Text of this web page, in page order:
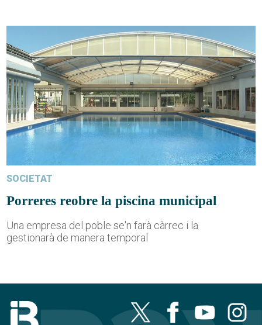
SOCIETAT
Porreres reobre la piscina municipal
Una empresa del poble se'n farà càrrec i la
gestionarà de manera temporal